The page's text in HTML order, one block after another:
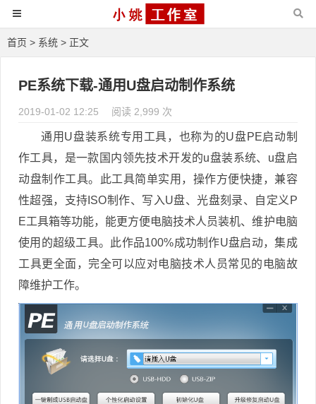
首页 > 系统 > 正文
PE系统下载-通用U盘启动制作系统
2019-01-02 12:25 阅读 2,999 次
通用U盘装系统专用工具，也称为的U盘PE启动制
作工具，是一款国内领先技术开发的u盘装系统、u盘启
动盘制作工具。此工具简单实用，操作方便快捷，兼容
性超强，支持ISO制作、写入U盘、光盘刻录、自定义P
E工具箱等功能，能更方便电脑技术人员装机、维护电脑
使用的超级工具。此作品100%成功制作U盘启动，集成
工具更全面，完全可以应对电脑技术人员常见的电脑故
障维护工作。